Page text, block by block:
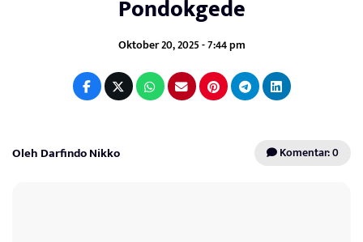
Pondokgede
Oktober 20, 2025 - 7:44 pm
Oleh Darfindo Nikko Komentar: 0